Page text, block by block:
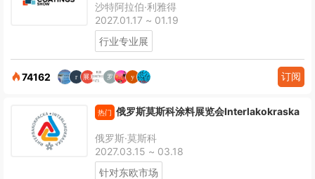
沙特阿拉伯·利雅得
2027.01.17 ~ 01.19
行业专业展
74162 订阅
热门 俄罗斯莫斯科涂料展览会Interlakokraska
俄罗斯·莫斯科
2027.03.15 ~ 03.18
针对东欧市场